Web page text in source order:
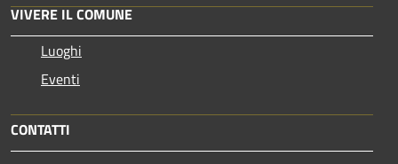
VIVERE IL COMUNE
Luoghi
Eventi
CONTATTI